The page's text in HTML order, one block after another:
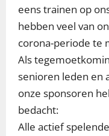
eens trainen op
hebben veel van
corona-periode te
Als
senioren leden en
onze sponsoren
bedacht:
Alle actief